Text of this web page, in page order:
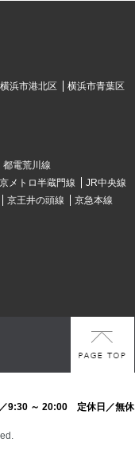
横浜市港北区 横浜市青葉区
都電荒川線
メトロ半蔵門線
JR中央線
京王井の頭線
京急本線
9:30 ～ 20:00 定休日／無休